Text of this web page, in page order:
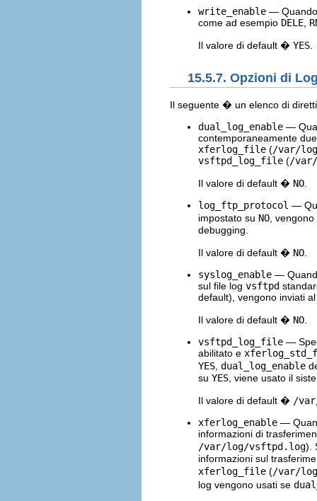
write_enable — Quando
come ad esempio DELE
Il valore di default � YES
15.5.7. Opzioni di
Il seguente � un elenco di
dual_log_enable —
contemporaneamente
xferlog_file (/var/
vsftpd_log_file (/
Il valore di default � NO
log_ftp_protocol —
impostato su NO ,
debugging.
Il valore di default � NO
syslog_enable —
sul file log vsftpd
default), vengono inviati
Il valore di default � NO
vsftpd_log_file —
abilitato e
YES dual_log_enable
su YES , viene usato il
Il valore di default � /
xferlog_enable —
informazioni di
/var/log/vsftpd.log).
informazioni sul
xferlog_file (/var/
log vengono usati se